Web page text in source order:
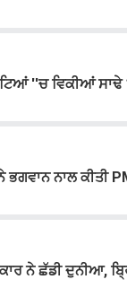
''ਚ ਵਿਕੀਆਂ ਸਾਢੇ
ਨਾਲ ਕੀਤੀ
ਨੇ ਛੱਡੀ ਦੁਨੀਆ,